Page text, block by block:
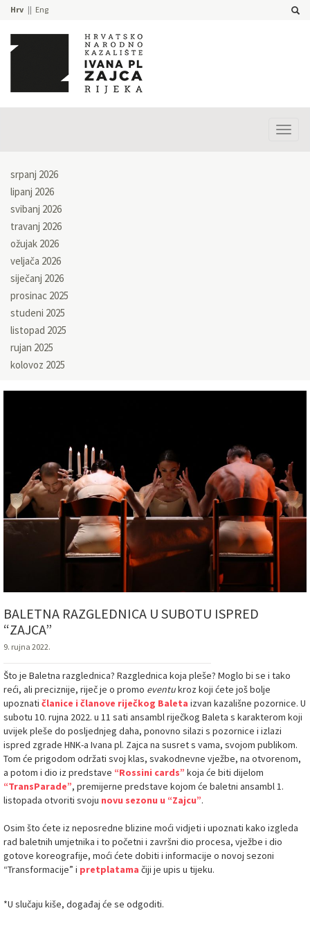
Hrv Eng
srpanj 2026
lipanj 2026
svibanj 2026
travanj 2026
ožujak 2026
veljača 2026
siječanj 2026
prosinac 2025
studeni 2025
listopad 2025
rujan 2025
kolovoz 2025
BALETNA RAZGLEDNICA U SUBOTU ISPRED
“ZAJCA”
9. rujna 2022.
Što je Baletna razglednica? Razglednica koja pleše? Moglo bi se i tako
reći, ali preciznije, riječ je o promo eventukroz koji ćete još bolje
upoznati članice i članove riječkog Baleta izvan kazališne pozornice. U
subotu 10. rujna 2022. u 11 sati ansambl riječkog Baleta s karakterom koji
uvijek pleše do posljednjeg daha, ponovno silazi s pozornice i izlazi
ispred zgrade HNK-a Ivana pl. Zajca na susret s vama, svojom publikom.
Tom će prigodom održati svoj klas, svakodnevne vježbe, na otvorenom,
a potom i dio iz predstave “Rossini cards” koja će biti dijelom
“TransParade”, premijerne predstave kojom će baletni ansambl 1.
listopada otvoriti svoju novu sezonu u “Zajcu”.
Osim što ćete iz neposredne blizine moći vidjeti i upoznati kako izgleda
rad baletnih umjetnika i to početni i završni dio procesa, vježbe i dio
gotove koreografije, moći ćete dobiti i informacije o novoj sezoni
“Transformacije” i pretplatama čiji je upis u tijeku.
*U slučaju kiše, događaj će se odgoditi.